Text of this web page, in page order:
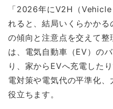
「2026年にV2H（
れると、結局いくらかか
の傾向と注意点を交えて
は、電気自動車（EV）の
り、家からEVへ充電した
電対策や電気代の平準化
役立ちます。